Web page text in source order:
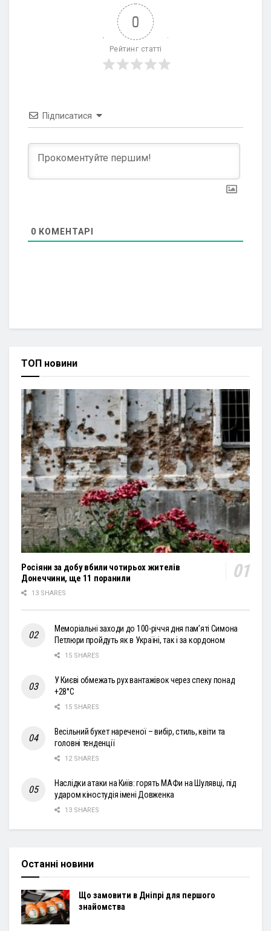
0
Рейтинг статті
Підписатися
0 КОМЕНТАРІ
ТОП новини
Росіяни за добу вбили чотирьох жителів
Донеччини, ще 11 поранили
13 SHARES
Меморіальні заходи до 100-річчя дня пам’яті Симона
Петлюри пройдуть як в Україні, так і за кордоном
15 SHARES
У Києві обмежать рух вантажівок через спеку понад
+28°С
15 SHARES
Весільний букет нареченої – вибір, стиль, квіти та
головні тенденції
12 SHARES
Наслідки атаки на Київ: горять МАФи на Шулявці, під
ударом кіностудія імені Довженка
13 SHARES
Останні новини
Що замовити в Дніпрі для першого
знайомства